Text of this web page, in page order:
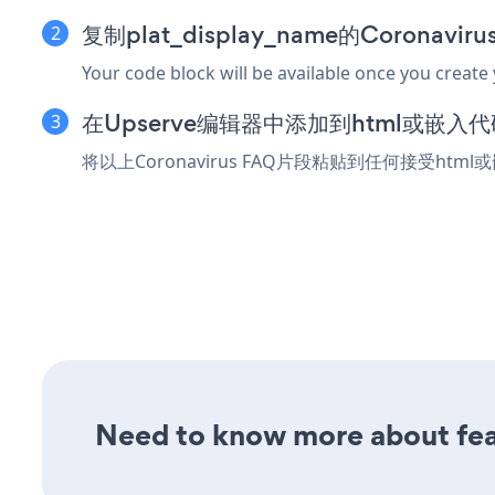
复制plat_display_name的
Your code block will be available once you
在Upserve编辑器中添加到html或嵌入
将以上Coronavirus FAQ片段粘贴到任何接受html
Need to know more about